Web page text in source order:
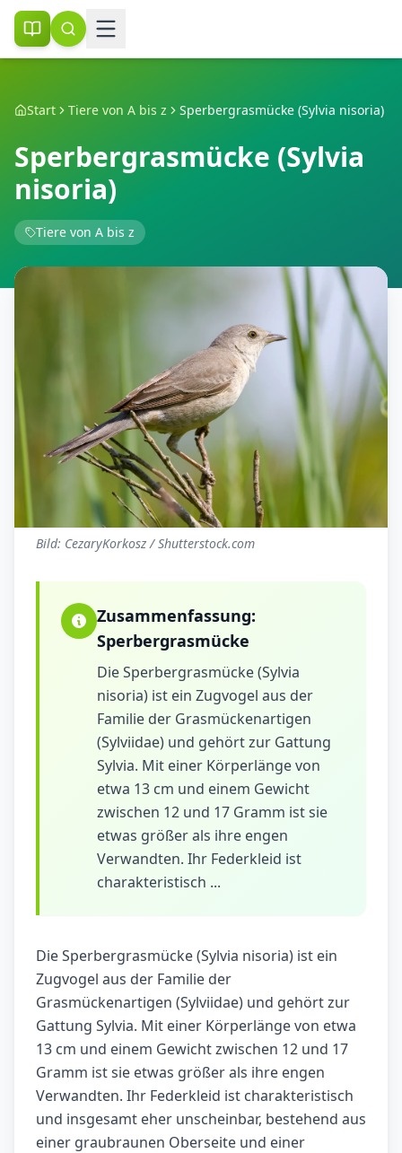
Start Tiere von A bis z Sperbergrasmücke (Sylvia nisoria)
Sperbergrasmücke (Sylvia
nisoria)
Tiere von A bis z
Bild: CezaryKorkosz / Shutterstock.com
Zusammenfassung:
Sperbergrasmücke
Die Sperbergrasmücke (Sylvia
nisoria) ist ein Zugvogel aus der
Familie der Grasmückenartigen
(Sylviidae) und gehört zur Gattung
Sylvia. Mit einer Körperlänge von
etwa 13 cm und einem Gewicht
zwischen 12 und 17 Gramm ist sie
etwas größer als ihre engen
Verwandten. Ihr Federkleid ist
charakteristisch ...
Die Sperbergrasmücke (Sylvia nisoria) ist ein
Zugvogel aus der Familie der
Grasmückenartigen (Sylviidae) und gehört zur
Gattung Sylvia. Mit einer Körperlänge von etwa
13 cm und einem Gewicht zwischen 12 und 17
Gramm ist sie etwas größer als ihre engen
Verwandten. Ihr Federkleid ist charakteristisch
und insgesamt eher unscheinbar, bestehend aus
einer graubraunen Oberseite und einer